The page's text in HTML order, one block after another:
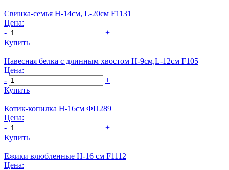
Свинка-семья Н-14см, L-20cм F1131
Цена:
-
+
Купить
Навесная белка с длинным хвостом Н-9см,L-12см F105
Цена:
-
+
Купить
Котик-копилка H-16см ФП289
Цена:
-
+
Купить
Ежики влюбленные Н-16 см F1112
Цена: